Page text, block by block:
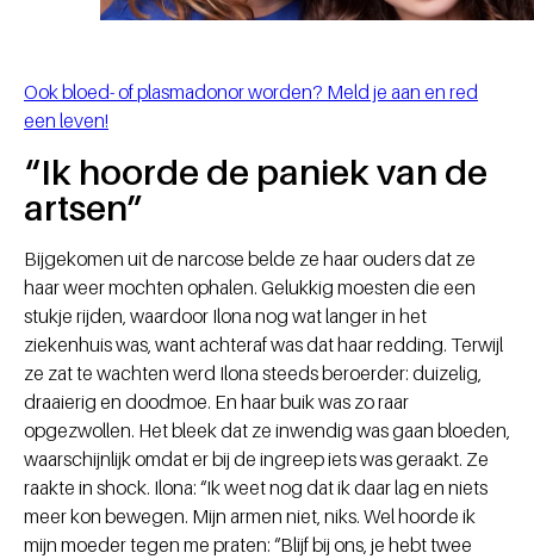
Ook bloed- of plasmadonor worden? Meld je aan en red
een leven!
“Ik hoorde de paniek van de
artsen”
Bijgekomen uit de narcose belde ze haar ouders dat ze
haar weer mochten ophalen. Gelukkig moesten die een
stukje rijden, waardoor Ilona nog wat langer in het
ziekenhuis was, want achteraf was dat haar redding. Terwijl
ze zat te wachten werd Ilona steeds beroerder: duizelig,
draaierig en doodmoe. En haar buik was zo raar
opgezwollen. Het bleek dat ze inwendig was gaan bloeden,
waarschijnlijk omdat er bij de ingreep iets was geraakt. Ze
raakte in shock. Ilona: “Ik weet nog dat ik daar lag en niets
meer kon bewegen. Mijn armen niet, niks. Wel hoorde ik
mijn moeder tegen me praten: “Blijf bij ons, je hebt twee